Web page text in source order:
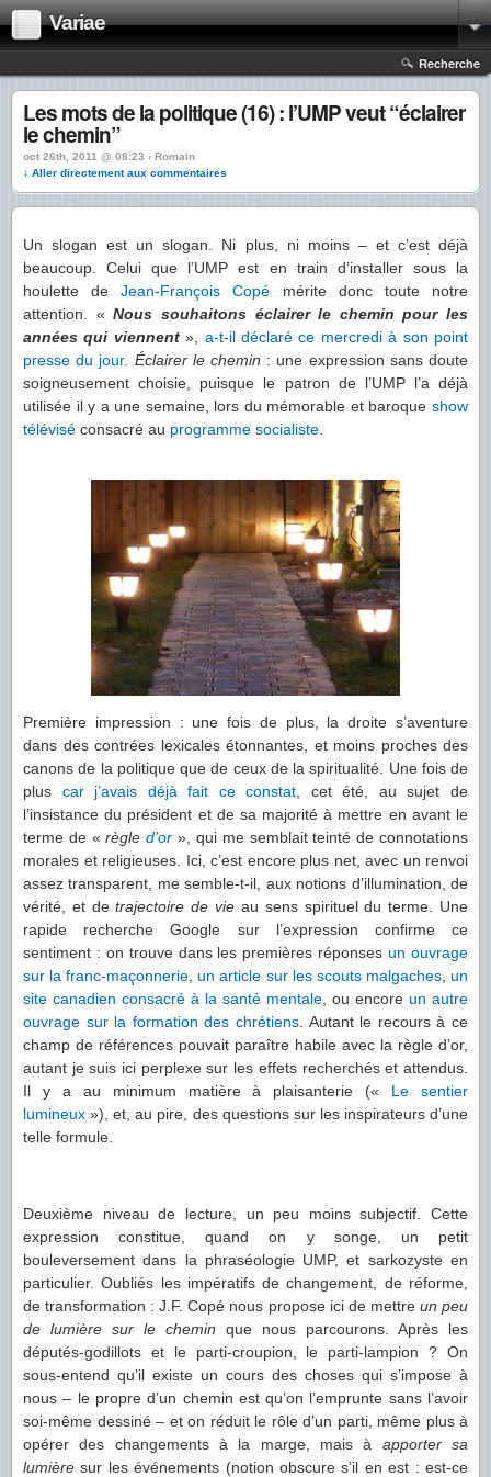
Variae
Recherche
Les mots de la politique (16) : l’UMP veut “éclairer
le chemin”
oct 26th, 2011 @ 08:23 › Romain
↓ Aller directement aux commentaires
Un slogan est un slogan. Ni plus, ni moins – et c’est déjà
beaucoup. Celui que l’UMP est en train d’installer sous la
houlette deJean-François Copé mérite donc toute notre
attention. «Nous souhaitons éclairer le chemin pour les
années qui viennent», a-t-il déclaré ce mercredi à son point
presse du jour. Éclairer le chemin : une expression sans doute
soigneusement choisie, puisque le patron de l’UMP l’a déjà
utilisée il y a une semaine, lors du mémorable et baroque show
télévisé consacré au programme socialiste
Première impression : une fois de plus, la droite s’aventure
dans des contrées lexicales étonnantes, et moins proches des
canons de la politique que de ceux de la spiritualité. Une fois de
plus car j’avais déjà fait ce constat , cet été, au sujet de
l’insistance du président et de sa majorité à mettre en avant le
terme de «règled’or », qui me semblait teinté de connotations
morales et religieuses. Ici, c’est encore plus net, avec un renvoi
assez transparent, me semble-t-il, aux notions d’illumination, de
vérité, et detrajectoire de vie au sens spirituel du terme. Une
rapide recherche Google sur l’expression confirme ce
sentiment : on trouve dans les premières réponsesun ouvrage
sur la franc-maçonnerie ,un article sur les scouts malgaches,un
site canadien consacré à la santé mentale , ou encore un autre
ouvrage sur la formation des chrétiens . Autant le recours à ce
champ de références pouvait paraître habile avec la règle d’or,
autant je suis ici perplexe sur les effets recherchés et attendus.
Il y a au minimum matière à plaisanterie (« Le sentier
lumineux »), et, au pire, des questions sur les inspirateurs d’une
telle formule.
Deuxième niveau de lecture, un peu moins subjectif. Cette
expression constitue, quand on y songe, un petit
bouleversement dans la phraséologie UMP, et sarkozyste en
particulier. Oubliés les impératifs de changement, de réforme,
de transformation : J.F. Copé nous propose ici de mettre un peu
de lumière sur le chemin que nous parcourons. Après les
députés-godillots et le parti-croupion, le parti-lampion ? On
sous-entend qu’il existe un cours des choses qui s’impose à
nous – le propre d’un chemin est qu’on l’emprunte sans l’avoir
soi-même dessiné – et on réduit le rôle d’un parti, même plus à
opérer des changements à la marge, mais à apporter sa
lumière sur les événements (notion obscure s’il en est : est-ce